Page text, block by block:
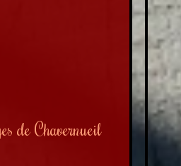
de Chavernueil